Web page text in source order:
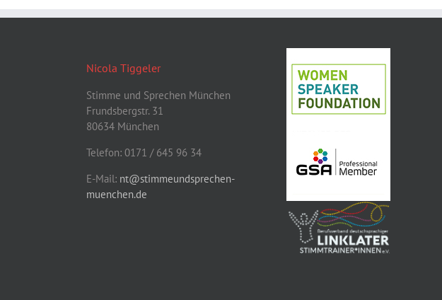
Nicola Tiggeler
Stimme und Sprechen München
Frundsbergstr. 31
80634 München
Telefon: 0171 / 645 96 34
E-Mail: nt@stimmeundsprechen-
muenchen.de